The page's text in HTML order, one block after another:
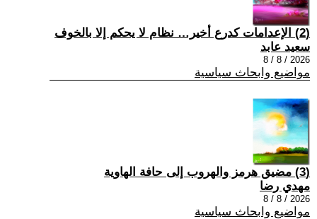
(2) الإعدامات كدرع أخير… نظام لا يحكم إلا بالخوف
سعيد عابد
2026 / 8 / 8
مواضيع وابحاث سياسية
(3) مضيق هرمز والهروب إلى حافة الهاوية
مهدي رضا
2026 / 8 / 8
مواضيع وابحاث سياسية